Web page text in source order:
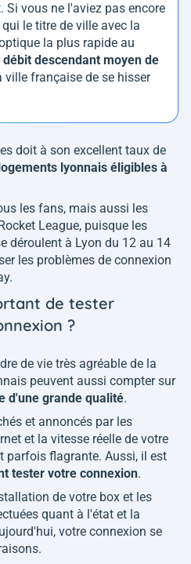
Si vous ne l'aviez pas encore
le titre de ville avec la
la plus rapide au
débit descendant moyen de
ville française de se hisser
doit à son excellent taux de
lyonnais éligibles à
les fans, mais aussi les
League, puisque les
déroulent à Lyon du 12 au 14
les problèmes de connexion
de tester
?
de vie très agréable de la
peuvent aussi compter sur
d'une grande qualité.
et annoncés par les
et la vitesse réelle de votre
parfois flagrante. Aussi, il est
tester votre connexion.
de votre box et les
quant à l'état et la
votre connexion se